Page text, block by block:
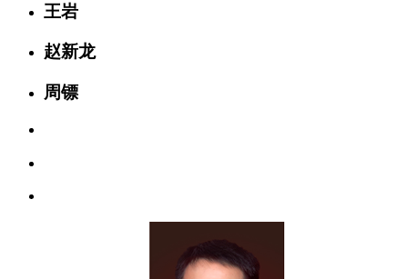
王岩
赵新龙
周镖